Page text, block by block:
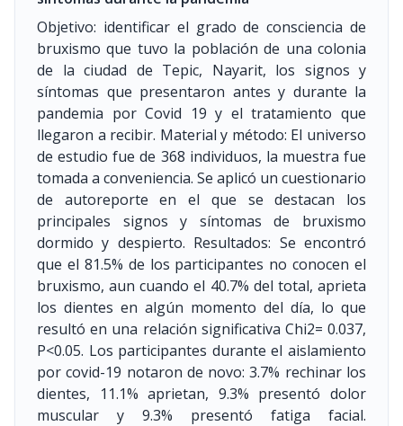
Objetivo: identificar el grado de consciencia de
bruxismo que tuvo la población de una colonia
de la ciudad de Tepic, Nayarit, los signos y
síntomas que presentaron antes y durante la
pandemia por Covid 19 y el tratamiento que
llegaron a recibir. Material y método: El universo
de estudio fue de 368 individuos, la muestra fue
tomada a conveniencia. Se aplicó un cuestionario
de autoreporte en el que se destacan los
principales signos y síntomas de bruxismo
dormido y despierto. Resultados: Se encontró
que el 81.5% de los participantes no conocen el
bruxismo, aun cuando el 40.7% del total, aprieta
los dientes en algún momento del día, lo que
resultó en una relación significativa Chi2= 0.037,
P<0.05. Los participantes durante el aislamiento
por covid-19 notaron de novo: 3.7% rechinar los
dientes, 11.1% aprietan, 9.3% presentó dolor
muscular y 9.3% presentó fatiga facial.